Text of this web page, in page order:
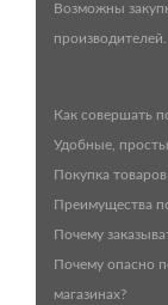
Возможны
производителей.
Как совершать
Удобные,
Покупка
Преимущества
Почему
Почему опасно
магазинах?